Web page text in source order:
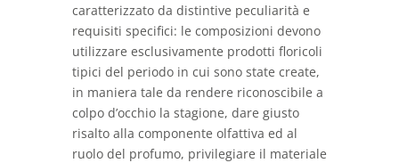
caratterizzato da distintive peculiarità e
requisiti specifici: le composizioni devono
utilizzare esclusivamente prodotti floricoli
tipici del periodo in cui sono state create,
in maniera tale da rendere riconoscibile a
colpo d’occhio la stagione, dare giusto
risalto alla componente olfattiva ed al
ruolo del profumo, privilegiare il materiale